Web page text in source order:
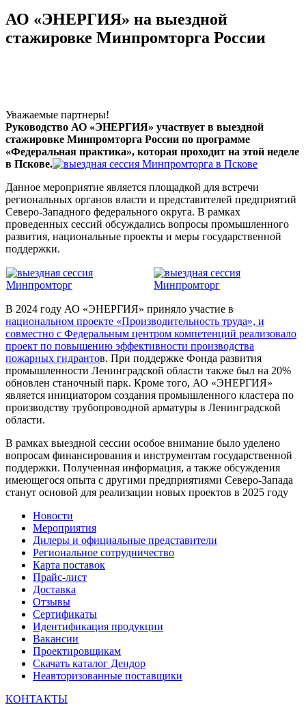
АО «ЭНЕРГИЯ» на выездной
стажировке Минпромторга России
Уважаемые партнеры!
Руководство АО «ЭНЕРГИЯ» участвует в выездной
стажировке Минпромторга России по программе
«Федеральная практика», которая проходит на этой неделе
в Пскове.
Данное мероприятие является площадкой для встречи
региональных органов власти и представителей предприятий
Северо-Западного федерального округа. В рамках
проведенных сессий обсуждались вопросы промышленного
развития, национальные проекты и меры государственной
поддержки.
В 2024 году АО «ЭНЕРГИЯ» приняло участие в
национальном проекте «Производительность труда», и
совместно с Федеральным центром компетенций реализовало
проект по повышению эффективности производства
пожарных гидрантов. При поддержке Фонда развития
промышленности Ленинградской области также был на 20%
обновлен станочный парк. Кроме того, АО «ЭНЕРГИЯ»
является инициатором создания промышленного кластера по
производству трубопроводной арматуры в Ленинградской
области.
В рамках выездной сессии особое внимание было уделено
вопросам финансирования и инструментам государственной
поддержки. Полученная информация, а также обсуждения
имеющегося опыта с другими предприятиями Северо-Запада
станут основой для реализации новых проектов в 2025 году
Новости
Мероприятия
Дилеры и официальные представители
Региональное сотрудничество
Карта поставок
Прайс-лист
Доставка
Отзывы
Сертификаты
Идентификация продукции
Вакансии
Проектировщикам
Скачать каталог Дендор
Неавторизованные поставщики
КОНТАКТЫ